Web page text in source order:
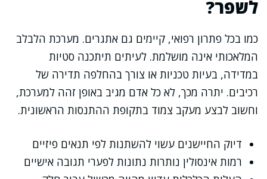
לשפר?
כמו בכל פתרון רפואי, קיימים גם אתגרים. מערכת הלבלב
המלאכותי אינה מושלמת. לעיתים תיתכנה סטיות
במדידה, בעיות טכניות או צורך בהחלפה תדירה של
רכיבים. יתרה מכך, לא כל אדם מגיב באופן זהה למערכת,
וחשוב לבצע מעקב צמוד בתקופת ההתנסות הראשונית.
דיוק החיישנים עשוי להשתנות לפי תנאים פיזיים
רמות אינסולין נותרות נתונות לפערי תגובה אישיים